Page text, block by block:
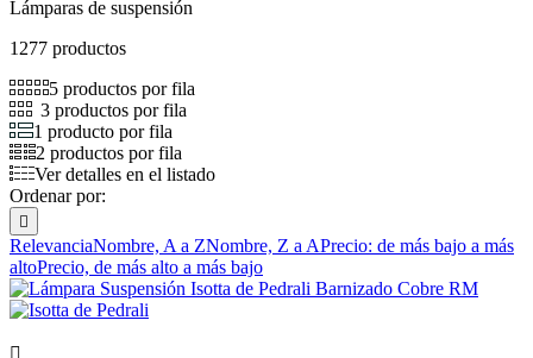
Lámparas de suspensión
1277 productos
5 productos por fila
3 productos por fila
1 producto por fila
2 productos por fila
Ver detalles en el listado
Ordenar por:

RelevanciaNombre, A a ZNombre, Z a APrecio: de más bajo a más
altoPrecio, de más alto a más bajo
